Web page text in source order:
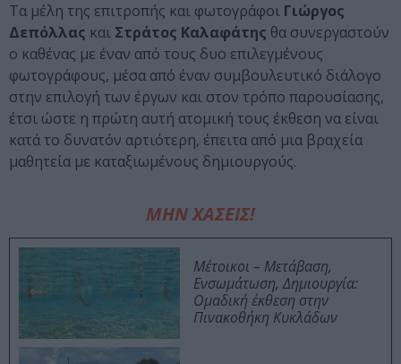
Τα μέλη της επιτροπής και φωτογράφοι Γιώργος
Δεπόλλας και Στράτος Καλαφάτης θα συνεργαστούν
ο καθένας με έναν από τους δυο επιλεγμένους
φωτογράφους, μέσα από έναν συμβουλευτικό διάλογο
στην επιλογή των έργων και στον τρόπο παρουσίασης,
έτσι ώστε η πρώτη αυτή ατομική τους έκθεση να είναι
κατά το δυνατόν αρτιότερη, έπειτα από μια βραχεία
μαθητεία με καταξιωμένους δημιουργούς.
ΜΗΝ ΧΑΣΕΙΣ!
Μέτοικοι – Μετάβαση,
Ενσωμάτωση, Δημιουργία:
Ομαδική έκθεση στην
Πινακοθήκη Κυκλάδων